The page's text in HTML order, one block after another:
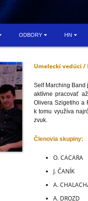
ODBORY HN
Umeleckí vedúci /
Self Marching Band
aktívne pracovať
Olivera Szigetiho a
k tomu využíva
zvuk.
Členovia skupiny:
O. CACARA
J. ČANÍK
A.
A. DROZD